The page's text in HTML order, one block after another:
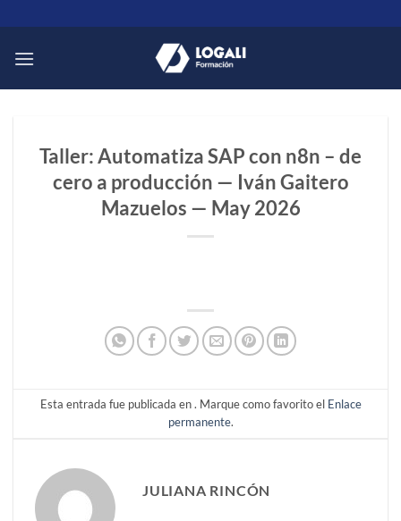
al
contenido
Taller: Automatiza SAP con n8n – de
cero a producción — Iván Gaitero
Mazuelos — May 2026
Esta entrada fue publicada en . Marque como favorito el Enlace
permanente.
JULIANA RINCÓN